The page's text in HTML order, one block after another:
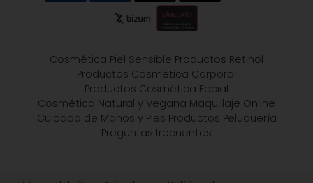
Cosmética Piel Sensible Productos Retinol
Productos Cosmética Corporal
Productos Cosmética Facial
Cosmética Natural y Vegana Maquillaje Online
Cuidado de Manos y Pies Productos Peluquería
Preguntas frecuentes